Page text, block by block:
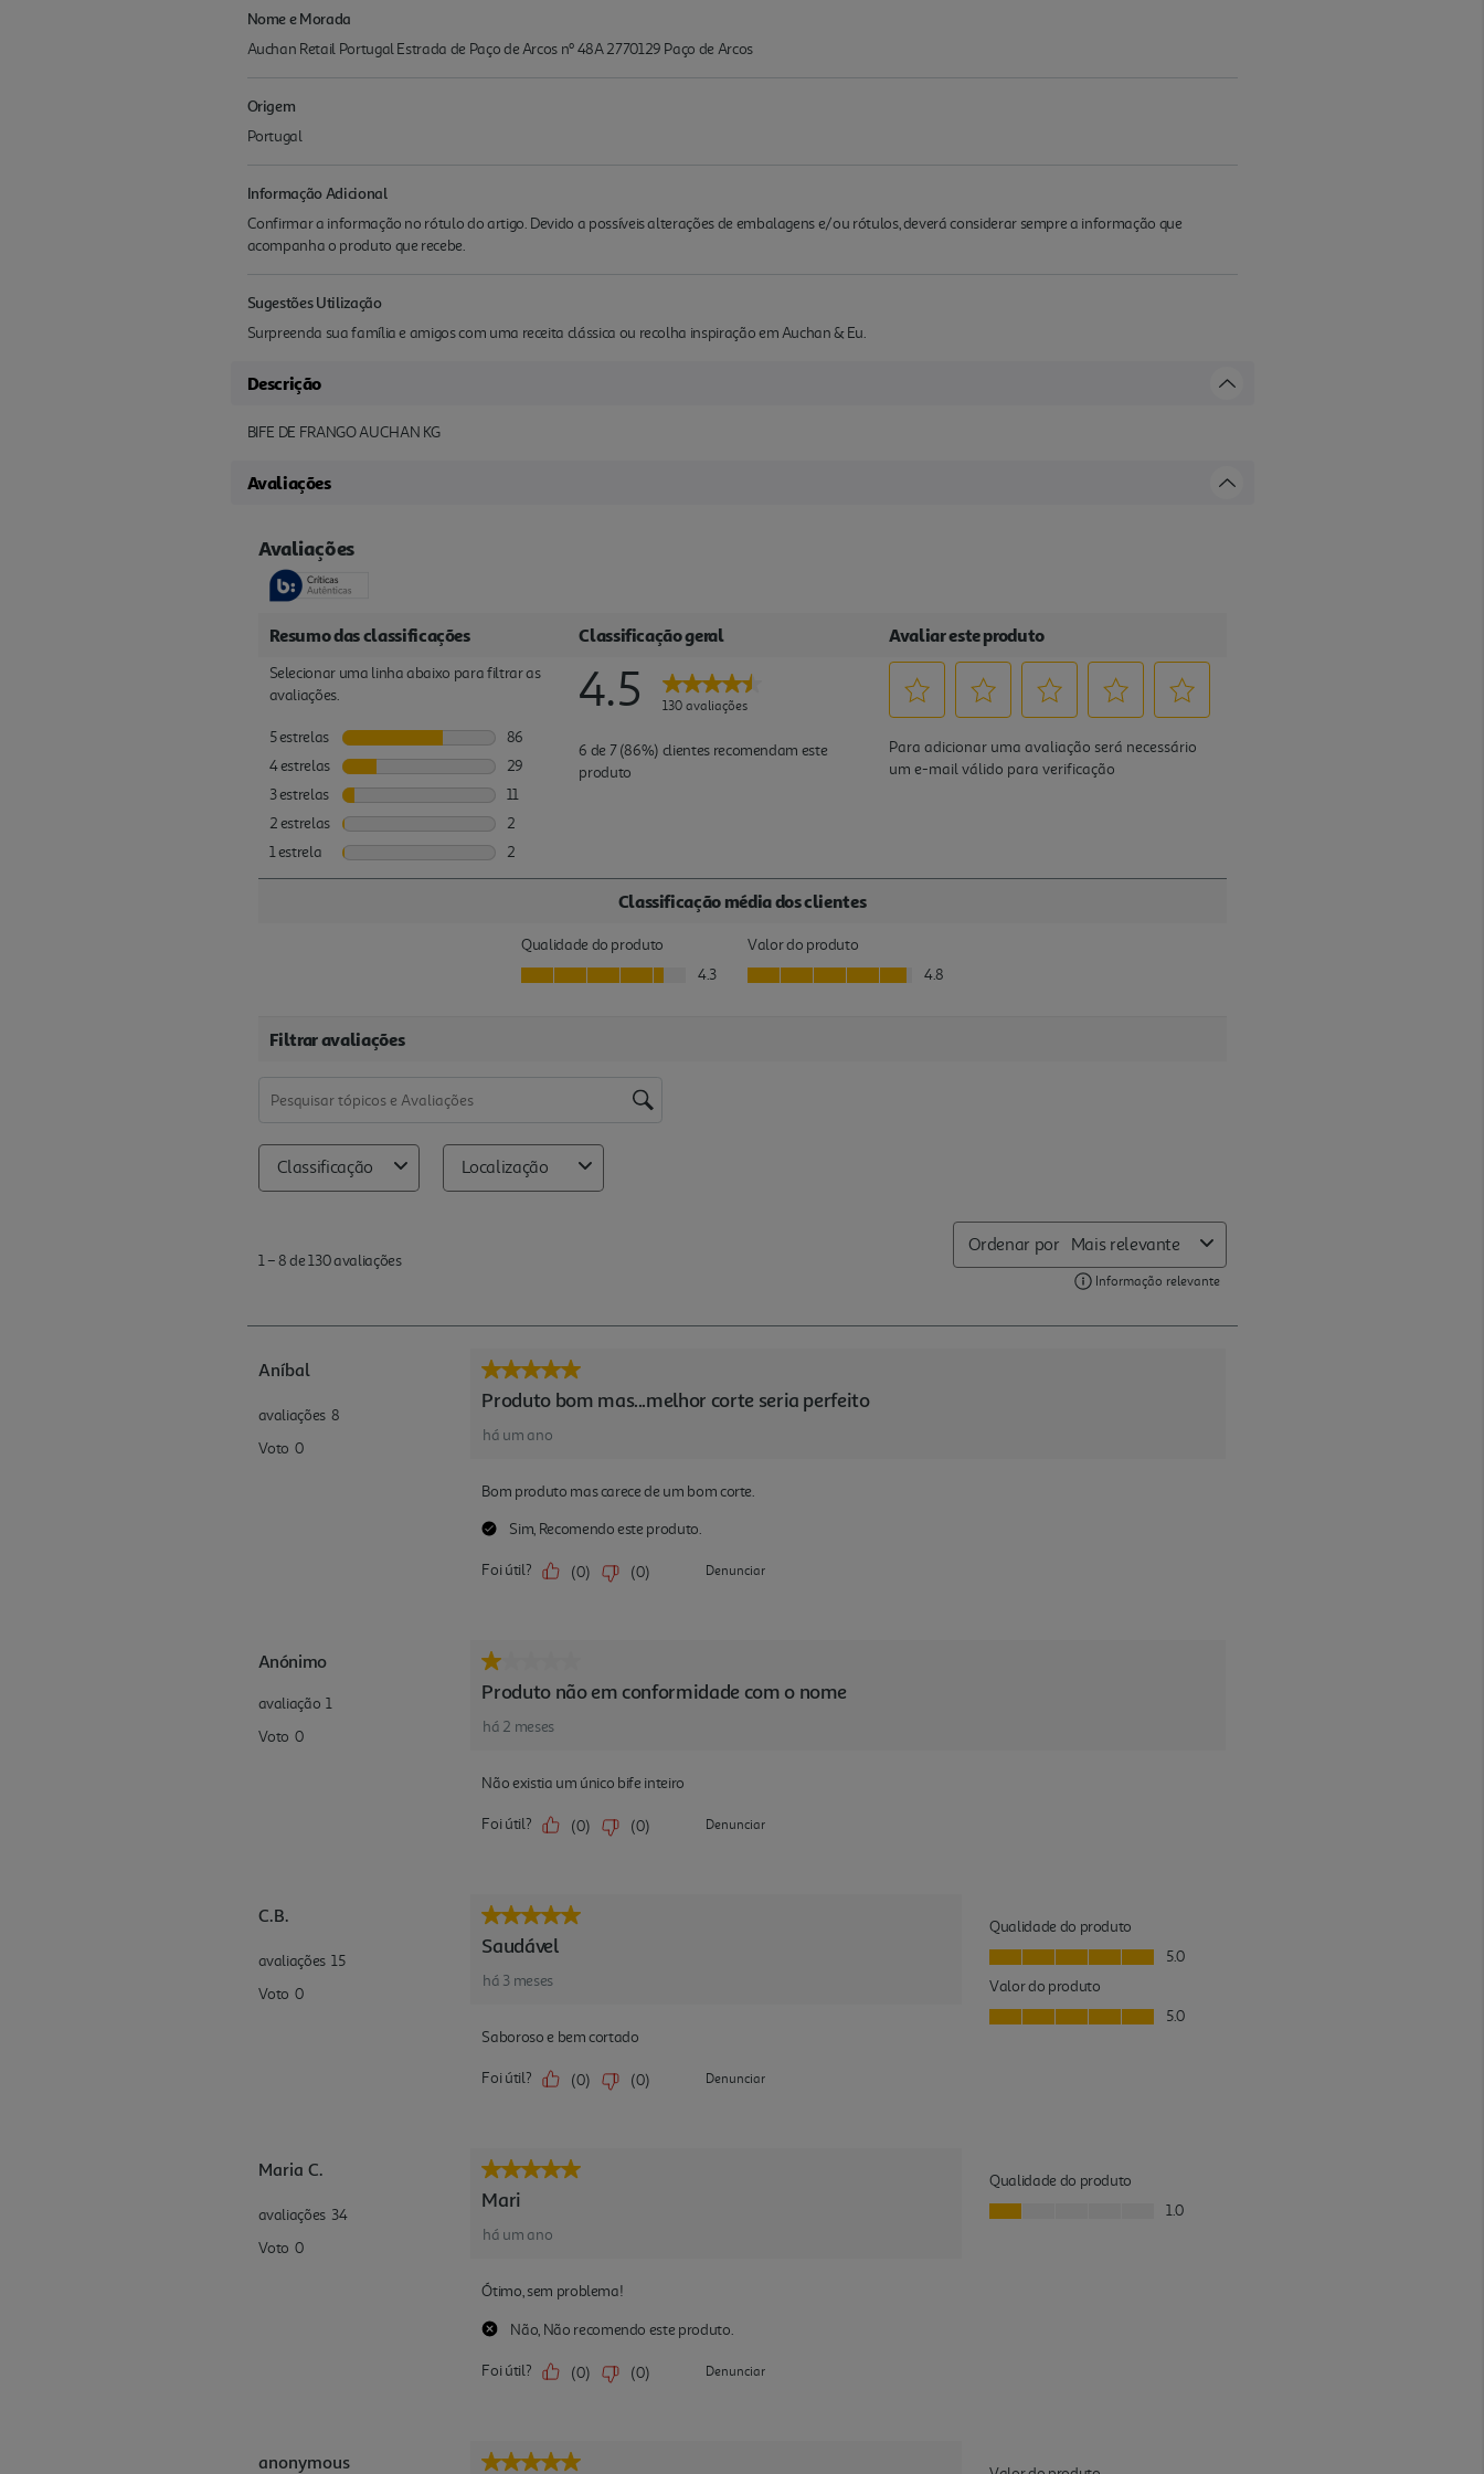
Nome e Morada
Auchan Retail Portugal Estrada de Paço de Arcos nº 48A 2770129 Paço de Arcos
Origem
Portugal
Informação Adicional
Confirmar a informação no rótulo do artigo. Devido a possíveis alterações de embalagens e/ou rótulos, deverá considerar sempre a informação que
acompanha o produto que recebe.
Sugestões Utilização
Surpreenda sua família e amigos com uma receita clássica ou recolha inspiração em Auchan & Eu.
Descrição
BIFE DE FRANGO AUCHAN KG
Avaliações